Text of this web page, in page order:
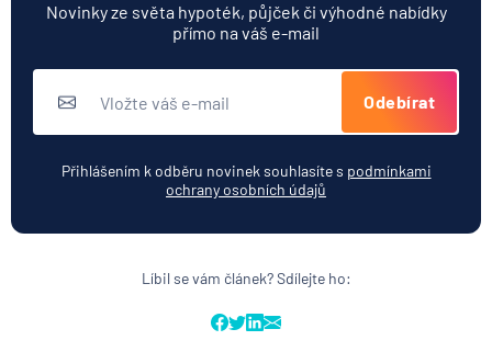
Novinky ze světa hypoték, půjček či výhodné nabídky
přímo na váš e-mail
Odebírat
Přihlášením k odběru novinek souhlasíte s podmínkami
ochrany osobních údajů
Líbil se vám článek? Sdílejte ho: